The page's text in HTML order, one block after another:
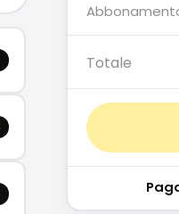
Totale